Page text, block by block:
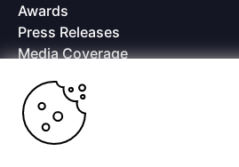
Awards
Press Releases
Media Coverage
Offices
Copyright © 2026 Progress
subsidiaries or affiliates. All Rights